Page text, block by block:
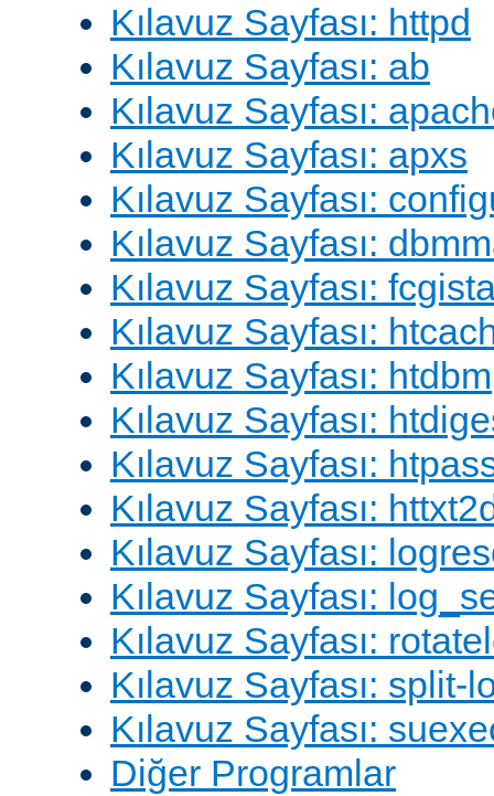
Kılavuz Sayfası: httpd
Kılavuz Sayfası: ab
Kılavuz Sayfası:
Kılavuz Sayfası: apxs
Kılavuz Sayfası:
Kılavuz Sayfası:
Kılavuz Sayfası:
Kılavuz Sayfası:
Kılavuz Sayfası: htdbm
Kılavuz Sayfası:
Kılavuz Sayfası:
Kılavuz Sayfası:
Kılavuz Sayfası:
Kılavuz Sayfası:
Kılavuz Sayfası:
Kılavuz Sayfası: split-
Kılavuz Sayfası:
Diğer Programlar